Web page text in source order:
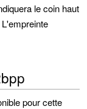
le coin haut
pour cette